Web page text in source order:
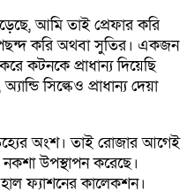
আমি তাই প্রেফার করি
পছন্দ করি অথবা সুতির। একজন
কটনকে প্রাধান্য দিয়েছি
সিল্কেও প্রাধান্য দেয়া
অংশ। তাই রোজার আগেই
উপস্থাপন করেছে।
ফ্যাশনের কালেকশন।